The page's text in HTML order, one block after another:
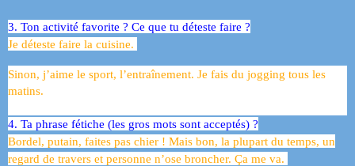
3. Ton activité favorite ? Ce que tu déteste faire ?
Je déteste faire la cuisine.
Sinon, j’aime le sport, l’entraînement. Je fais du jogging tous les
matins.
4. Ta phrase fétiche (les gros mots sont acceptés) ?
Bordel, putain, faites pas chier ! Mais bon, la plupart du temps, un
regard de travers et personne n’ose broncher. Ça me va.